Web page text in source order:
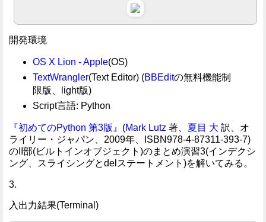
開発環境
OS X Lion - Apple(OS)
TextWrangler(Text Editor) (BBEditの無料機能制
限版、light版)
Script言語: Python
『初めてのPython 第3版』 (Mark Lutz 著、 夏目 大 訳、オ
ライリー・ジャパン、2009年、ISBN978-4-87311-393-7)
のII部(ビルトインオブジェクト)のまとめ演習3(インデクシ
ング、スライシングとdelステートメント)を解いてみる。
3.
入出力結果(Terminal)